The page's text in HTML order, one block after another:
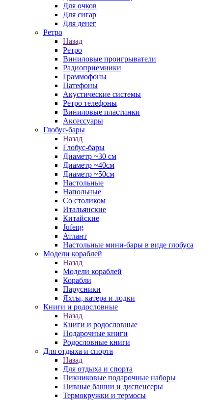
Для очков
Для сигар
Для денег
Ретро
Назад
Ретро
Виниловые проигрыватели
Радиоприемники
Граммофоны
Патефоны
Акустические системы
Ретро телефоны
Виниловые пластинки
Аксессуары
Глобус-бары
Назад
Глобус-бары
Диаметр ~30 см
Диаметр ~40см
Диаметр ~50см
Настольные
Напольные
Со столиком
Итальянские
Китайские
Jufeng
Атлант
Настольные мини-бары в виде глобуса
Модели кораблей
Назад
Модели кораблей
Корабли
Парусники
Яхты, катера и лодки
Книги и родословные
Назад
Книги и родословные
Подарочные книги
Родословные книги
Для отдыха и спорта
Назад
Для отдыха и спорта
Пикниковые подарочные наборы
Пивные башни и диспенсеры
Термокружки и термосы